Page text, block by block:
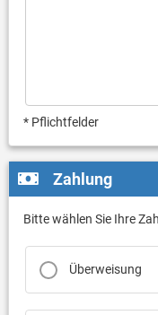
* Pflichtfelder
Zahlung
Bitte wählen Sie Ihre
Überweisung